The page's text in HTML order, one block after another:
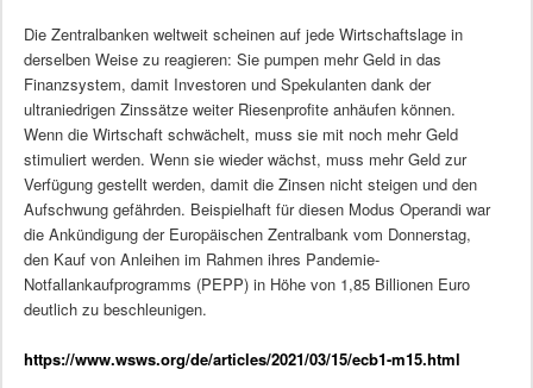
Die Zentralbanken weltweit scheinen auf jede Wirtschaftslage in
derselben Weise zu reagieren: Sie pumpen mehr Geld in das
Finanzsystem, damit Investoren und Spekulanten dank der
ultraniedrigen Zinssätze weiter Riesenprofite anhäufen können.
Wenn die Wirtschaft schwächelt, muss sie mit noch mehr Geld
stimuliert werden. Wenn sie wieder wächst, muss mehr Geld zur
Verfügung gestellt werden, damit die Zinsen nicht steigen und den
Aufschwung gefährden. Beispielhaft für diesen Modus Operandi war
die Ankündigung der Europäischen Zentralbank vom Donnerstag,
den Kauf von Anleihen im Rahmen ihres Pandemie-
Notfallankaufprogramms (PEPP) in Höhe von 1,85 Billionen Euro
deutlich zu beschleunigen.
https://www.wsws.org/de/articles/2021/03/15/ecb1-m15.html